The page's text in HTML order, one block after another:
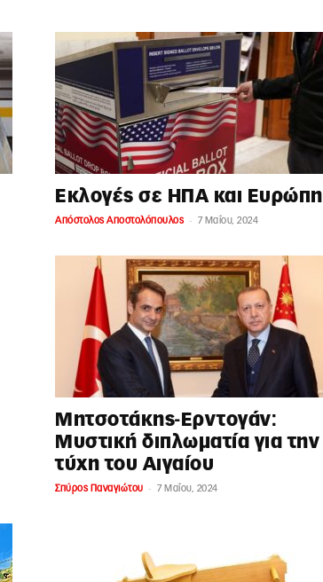
Εκλογές σε ΗΠΑ και Ευρώπη
Απόστολος Αποστολόπουλος - 7 Μαΐου, 2024
Μητσοτάκης-Ερντογάν:
Μυστική διπλωματία για την
τύχη του Αιγαίου
Σπύρος Παναγιώτου - 7 Μαΐου, 2024